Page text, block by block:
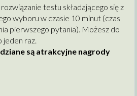
testu składającego się z
wyboru w czasie 10 minut (czas
pierwszego pytania). Możesz do
raz.
są atrakcyjne nagrody